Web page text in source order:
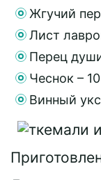
Жгучий
Лист
Перец
Чеснок –
Винный